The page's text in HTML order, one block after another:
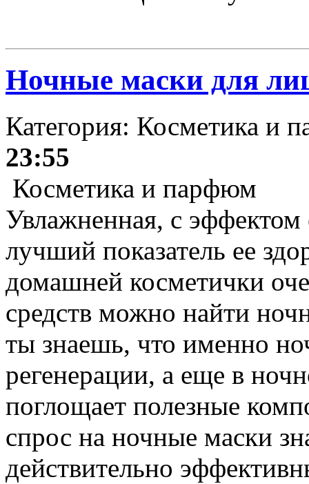
Ночные маски для
Категория: Косметика и
23:55
Косметика и парфюм
Увлажненная, с эффектом
лучший показатель ее
домашней косметички
средств можно найти
ты знаешь, что именно
регенерации, а еще в
поглощает полезные
спрос на ночные маски
действительно